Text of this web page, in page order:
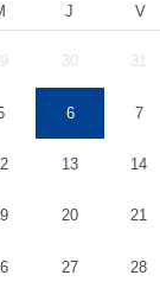
J V
30 31
6 7
13 14
20 21
27 28